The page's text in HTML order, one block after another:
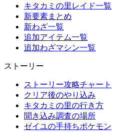
キタカミの里レイド一覧
新要素まとめ
新わざ一覧
追加アイテム一覧
追加わざマシン一覧
ストーリー
ストーリー攻略チャート
クリア後のやり込み
キタカミの里の行き方
聞き込み調査の場所
ゼイユの手持ちポケモン